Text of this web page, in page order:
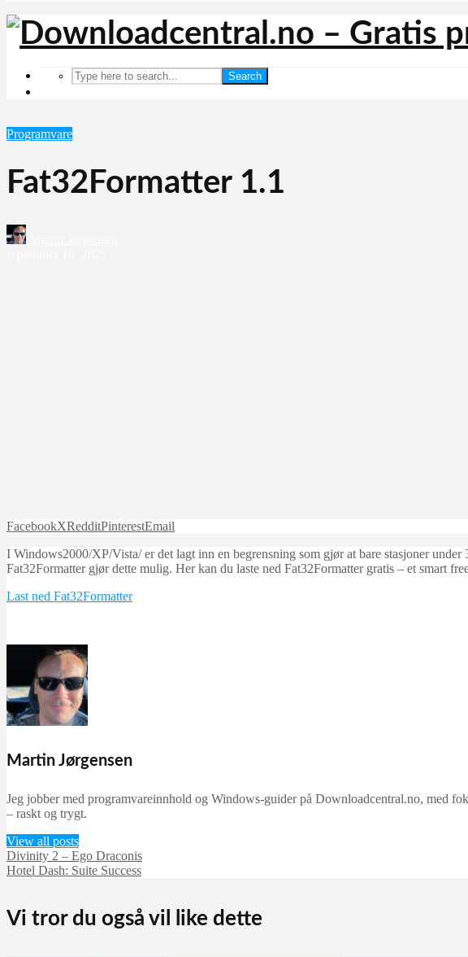
Search
Programvare
Fat32Formatter 1.1
FacebookXRedditPinterestEmail
I Windows2000/XP/Vista/ er det lagt inn en begrensning som gjør at bare stasjoner
Fat32Formatter gjør dette mulig. Her kan du laste ned Fat32Formatter gratis – et smart
Last ned Fat32Formatter
Martin Jørgensen
Jeg jobber med programvareinnhold og Windows-guider på Downloadcentral.no, med
– raskt og trygt.
View all posts
Divinity 2 – Ego Draconis
Hotel Dash: Suite Success
Vi tror du også vil like dette